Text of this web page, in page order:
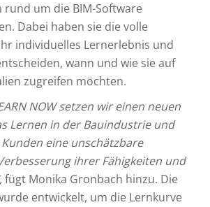
rund um die BIM-Software
Dabei haben sie die volle
individuelles Lernerlebnis und
wann und wie sie auf
zugreifen möchten.
NOW setzen wir einen neuen
Lernen in der Bauindustrie und
eine unschätzbare
ihrer Fähigkeiten und
fügt Monika Gronbach hinzu. Die
entwickelt, um die Lernkurve